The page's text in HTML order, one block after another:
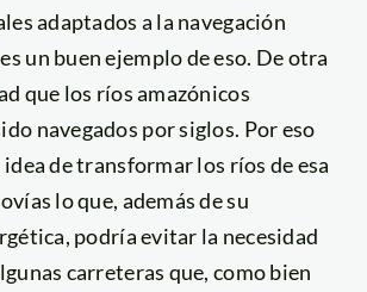
adaptados a la navegación
un buen ejemplo de eso. De otra
que los ríos amazónicos
navegados por siglos. Por eso
idea de transformar los ríos de esa
lo que, además de su
podría evitar la necesidad
carreteras que, como bien